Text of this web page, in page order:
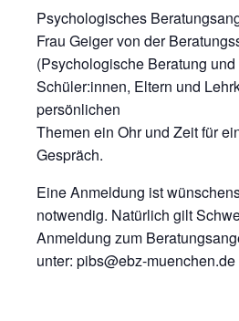
Psychologisches
Frau Geiger von der
(Psychologische Beratung
Schüler:innen, Eltern und
persönlichen
Themen ein Ohr und Zeit für
Gespräch.
Eine Anmeldung ist
notwendig. Natürlich gilt
Anmeldung zum
unter: pibs@ebz-muenchen.de